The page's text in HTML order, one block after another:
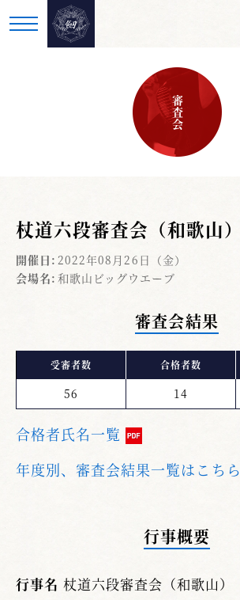
審査会
杖道六段審査会（和歌山）
開催日: 2022年08月26日（金）
会場名: 和歌山ビッグウエーブ
審査会結果
受審者数 合格者数
56 14
合格者氏名一覧
年度別、審査会結果一覧はこちら
行事概要
行事名 杖道六段審査会（和歌山）